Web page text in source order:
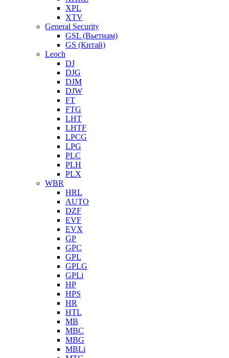
XPL
XTV
General Security
GSL (Вьетнам)
GS (Китай)
Leoch
DJ
DJG
DJM
DJW
FT
FTG
LHT
LHTF
LPCG
LPG
PLC
PLH
PLX
WBR
HRL
AUTO
DZF
EVF
EVX
GP
GPC
GPL
GPLG
GPLi
HP
HPS
HR
HTL
MB
MBC
MBG
MBLi